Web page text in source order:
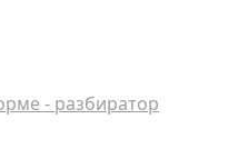
- разбиратор